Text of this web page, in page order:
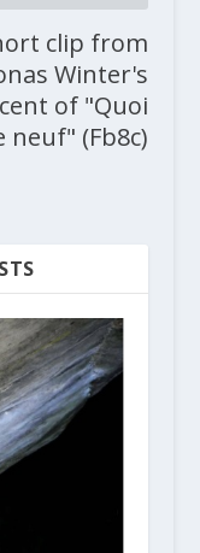
clip from
Winter's
of "Quoi
neuf" (Fb8c)